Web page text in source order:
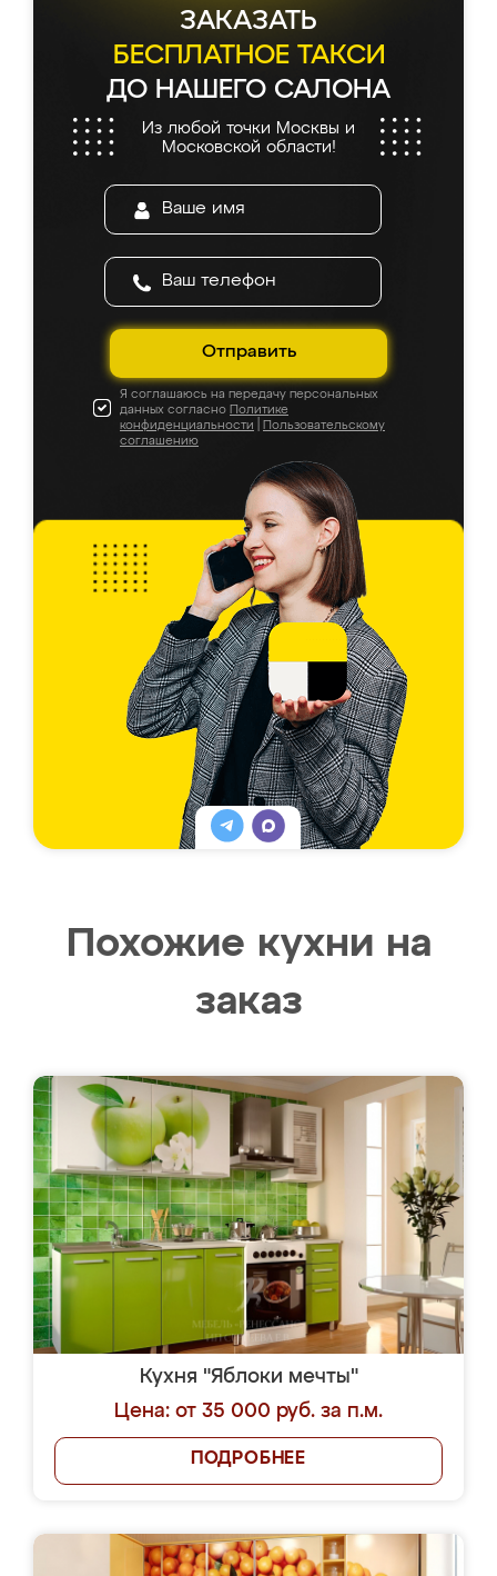
ЗАКАЗАТЬ
БЕСПЛАТНОЕ ТАКСИ
ДО НАШЕГО САЛОНА
Из любой точки Москвы и
Московской области!
Отправить
Я соглашаюсь на передачу персональных
данных согласно Политике
конфиденциальности
Пользовательскому
соглашению
Похожие кухни на
заказ
Кухня "Яблоки мечты"
Цена: от 35 000 руб. за п.м.
ПОДРОБНЕЕ